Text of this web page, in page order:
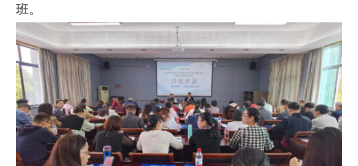
班。